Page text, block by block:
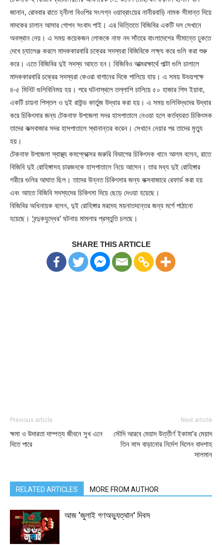
জানান, রোববার রাতে হ্নীলা বিওপির সংলগ্ন ওয়াব্রাংয়ের নানীরবাড়ি নামক সীমান্ত দিয়ে
মাদকের চালান আসার গোপন সংবাদ পাই। এর ভিত্তিতে বিজিবির একটি দল সেখানে
অবস্থান নেয়। এ সময় কয়েকজন লোককে নাফ নদ সাঁতরে বাংলাদেশের সীমান্তে ঢুকতে
দেখে চ্যালেঞ্জ করলে মাদককারবারি চক্রের সদস্যরা বিজিবিকে লক্ষ্য করে গুলি করা শুরু
করে। এতে বিজিবির দুই সদস্য আহত হন। বিজিবিও আত্মরক্ষার্থে পাল্টা গুলি চালালে
মাদককারবারি চক্রের সদস্যরা কেওরা বাগানের দিকে পালিয়ে যায়। এ সময় উভয়পক্ষে
৪-৫ মিনিট গুলিবিনিময় হয়। পরে ঘটনাস্থলে তল্লাশি চালিয়ে ৫০ হাজার পিস ইয়াবা,
একটি চায়না পিস্তল ও দুই রাউন্ড কার্তুজ উদ্ধার করা হয়। এ সময় গুলিবিদ্ধদের উদ্ধার
করে চিকিৎসার জন্য টেকনাফ উপজেলা সদর হাসপাতালে নেওয়া হলে কর্তব্যরত চিকিৎসক
তাদের কক্সবাজার সদর হাসপাতালে স্থানান্তর করেন। সেখানে নেয়ার পর তাদের মৃত্যু
হয়।
টেকনাফ উপজেলা স্বাস্থ্য কমপ্লেক্সের জরুরি বিভাগের চিকিৎসক খানে আলম বলেন, রাতে
বিজিবি দুই রোহিঙ্গাসহ চারজনকে হাসপাতালে নিয়ে আসেন। তার মধ্য দুই রোহিঙ্গার
শরীরে গুলির আঘাত ছিল। তাদের উন্নত চিকিৎসার জন্য কক্সবাজারে রেফার্ড করা হয়
এবং আহত বিজিবি সদস্যদের চিকিৎসা দিয়ে ছেড়ে দেওয়া হয়েছে।
বিজিবির অধিনায়ক বলেন, দুই রোহিঙ্গার মরদেহ ময়নাতদন্তের জন্য মর্গে পাঠানো
হয়েছে। ‌‘বন্দুকযুদ্ধের’ ঘটনায় মামলার প্রস্তুতি চলছে।
SHARE THIS ARTICLE
Previous article
ক্ষমা ও উদারতা দাম্পত্য জীবনে সুখ এনে
দিতে পারে
Next article
সৌদি আরবে মেয়াদ উত্তীর্ণ ইকামা’র মেয়াদ
তিন মাস বাড়ানোর নির্দেশ দিলেন বাদশাহ
সালমান
RELATED ARTICLES MORE FROM AUTHOR
আজ ‘জুলাই গণঅভ্যুত্থান’ দিবস